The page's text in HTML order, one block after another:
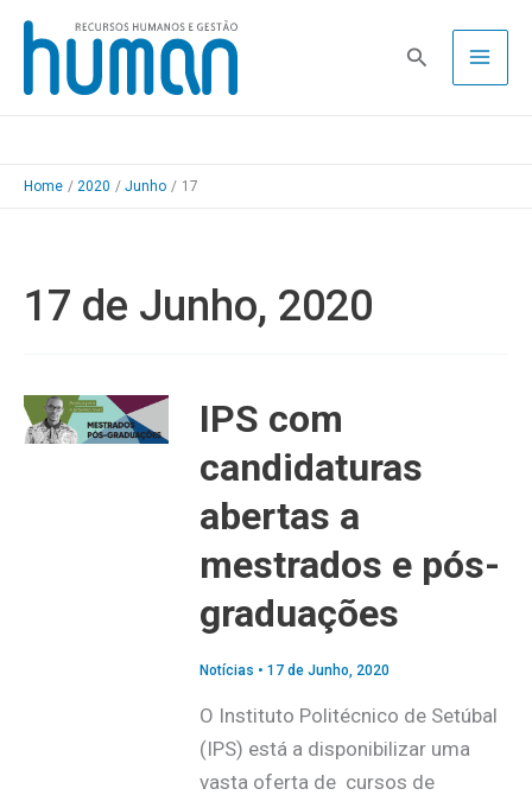
Skip
content
Pesquisa
Home 2020 Junho 17
17 de Junho, 2020
IPS com
candidaturas
abertas a
mestrados e pós-
graduações
Notícias • 17 de Junho, 2020
O Instituto Politécnico de Setúbal
(IPS) está a disponibilizar uma
vasta oferta de cursos de